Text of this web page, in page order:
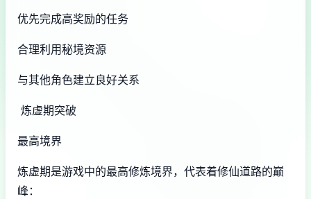
优先完成高奖励的任务
合理利用秘境资源
与其他角色建立良好关系
炼虚期突破
最高境界
炼虚期是游戏中的最高修炼境界，代表着修仙道路的巅
峰：